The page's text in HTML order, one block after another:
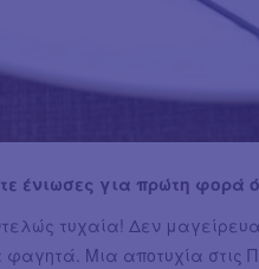
ένιωσες για πρώτη φορά
τυχαία! Δεν
φαγητά. Μια αποτυχία στις